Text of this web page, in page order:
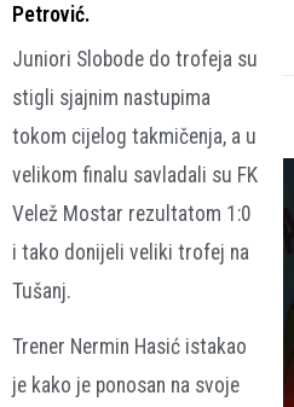
Petrović.
Juniori Slobode do trofeja su
stigli sjajnim nastupima
tokom cijelog takmičenja, a u
velikom finalu savladali su FK
Velež Mostar rezultatom 1:0
i tako donijeli veliki trofej na
Tušanj.
Trener Nermin Hasić istakao
je kako je ponosan na svoje